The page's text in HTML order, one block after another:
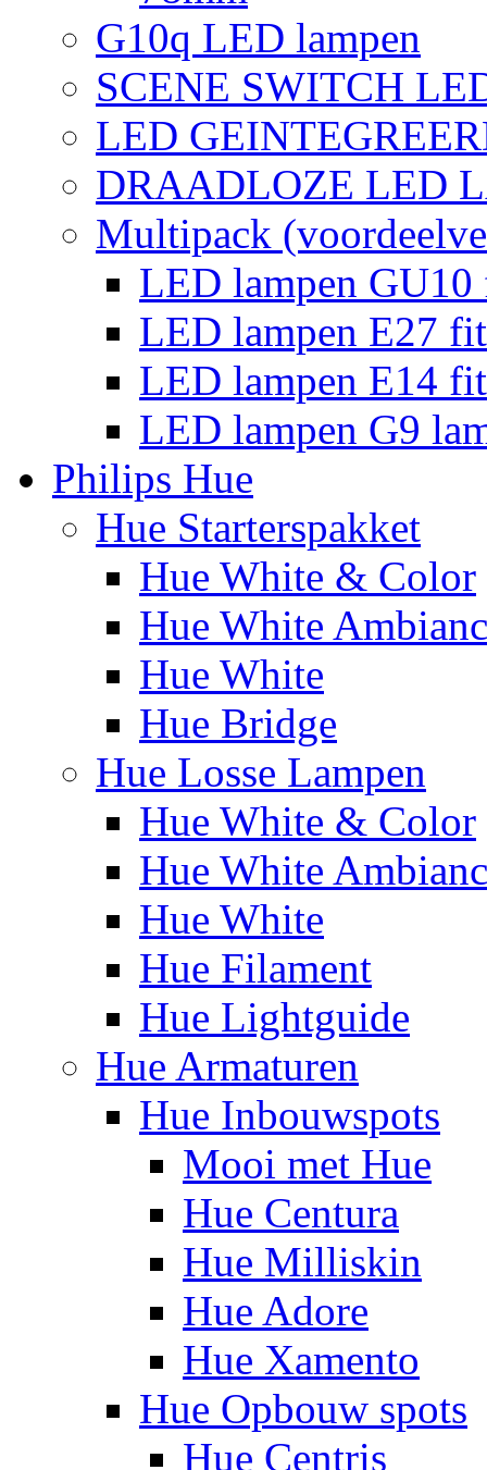
G10q LED lampen
SCENE SWITCH
LED
DRAADLOZE LED
Multipack
LED lampen
LED lampen E27
LED lampen E14
LED lampen G9
Philips Hue
Hue Starterspakket
Hue White & Color
Hue White
Hue White
Hue Bridge
Hue Losse Lampen
Hue White & Color
Hue White
Hue White
Hue Filament
Hue Lightguide
Hue Armaturen
Hue Inbouwspots
Mooi met Hue
Hue Centura
Hue Milliskin
Hue Adore
Hue Xamento
Hue Opbouw spots
Hue Centris